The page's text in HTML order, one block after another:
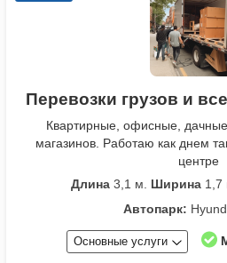
Перевозки грузов и
Квартирные, офисные,
магазинов. Работаю как днем
центре
Длина3,1 м. Ширина1,7
Автопарк:
Основные услуги